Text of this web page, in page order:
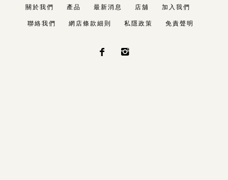
關於我們 產品 最新消息 店舖 加入我們
聯絡我們 網店條款細則 私隱政策 免責聲明
 